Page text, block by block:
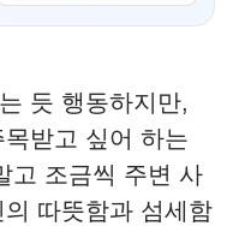
듯 행동하지만,
받고 싶어 하는
고 조금씩 주변 사
따뜻함과 섬세함